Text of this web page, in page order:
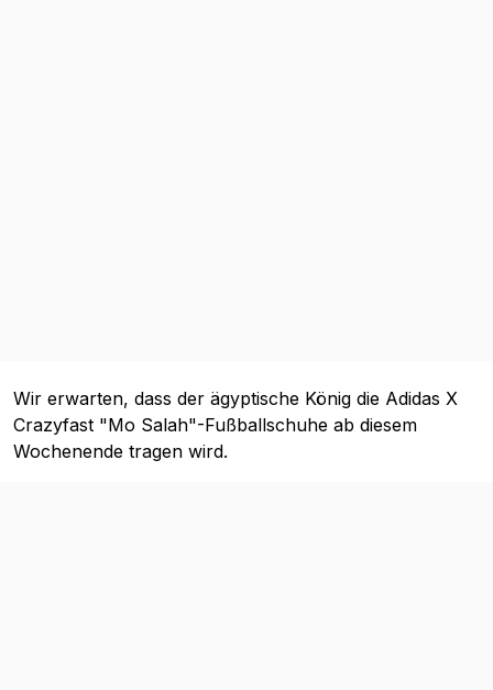
Wir erwarten, dass der ägyptische König die Adidas X
Crazyfast "Mo Salah"-Fußballschuhe ab diesem
Wochenende tragen wird.